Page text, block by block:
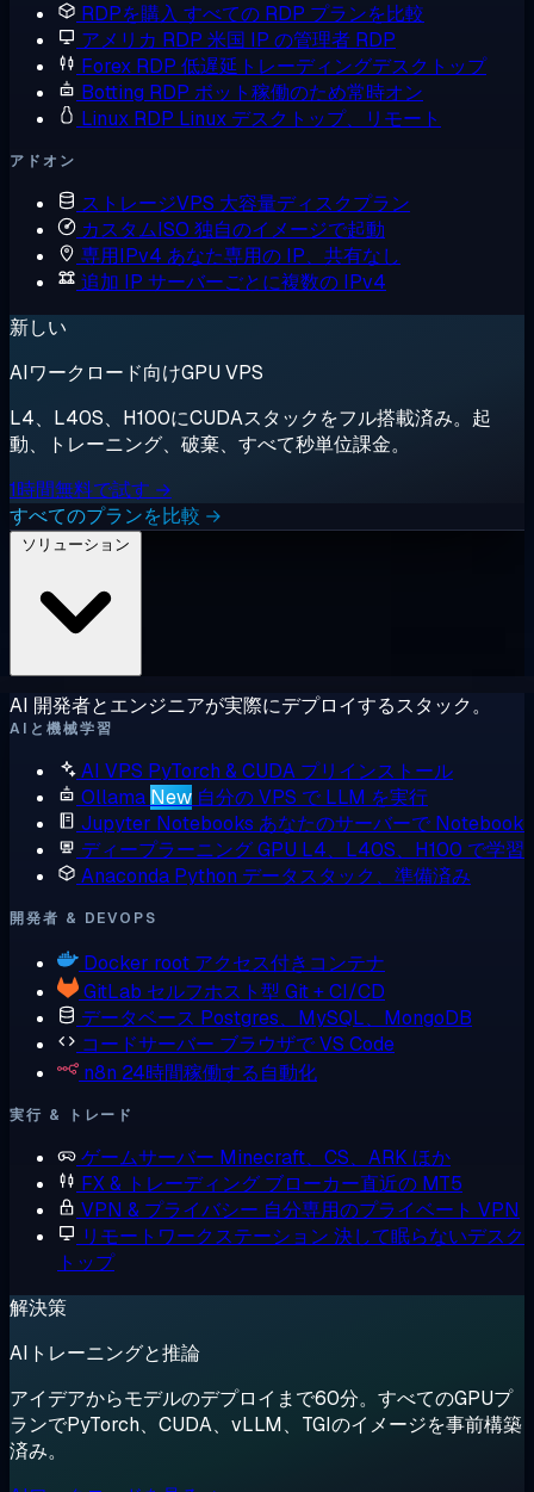
RDPを購入 すべての RDP プランを比較
アメリカ RDP 米国 IP の管理者 RDP
Forex RDP 低遅延トレーディングデスクトップ
Botting RDP ボット稼働のため常時オン
Linux RDP Linux デスクトップ、リモート
アドオン
ストレージVPS 大容量ディスクプラン
カスタムISO 独自のイメージで起動
専用IPv4 あなた専用の IP、共有なし
追加 IP サーバーごとに複数の IPv4
新しい
AIワークロード向けGPU VPS
L4、L40S、H100にCUDAスタックをフル搭載済み。起
動、トレーニング、破棄、すべて秒単位課金。
1時間無料で試す →
すべてのプランを比較 →
AI 開発者とエンジニアが実際にデプロイするスタック。
AIと機械学習
AI VPS PyTorch & CUDA プリインストール
Ollama New 自分の VPS で LLM を実行
Jupyter Notebooks あなたのサーバーで Notebook
ディープラーニング GPU L4、L40S、H100 で学習
Anaconda Python データスタック、準備済み
開発者 & DEVOPS
Docker root アクセス付きコンテナ
GitLab セルフホスト型 Git + CI/CD
データベース Postgres、MySQL、MongoDB
コードサーバー ブラウザで VS Code
n8n 24時間稼働する自動化
実行 & トレード
ゲームサーバー Minecraft、CS、ARK ほか
FX & トレーディング ブローカー直近の MT5
VPN & プライバシー 自分専用のプライベート VPN
リモートワークステーション 決して眠らないデスク
トップ
解決策
AIトレーニングと推論
アイデアからモデルのデプロイまで60分。すべてのGPUプ
ランでPyTorch、CUDA、vLLM、TGIのイメージを事前構築
済み。